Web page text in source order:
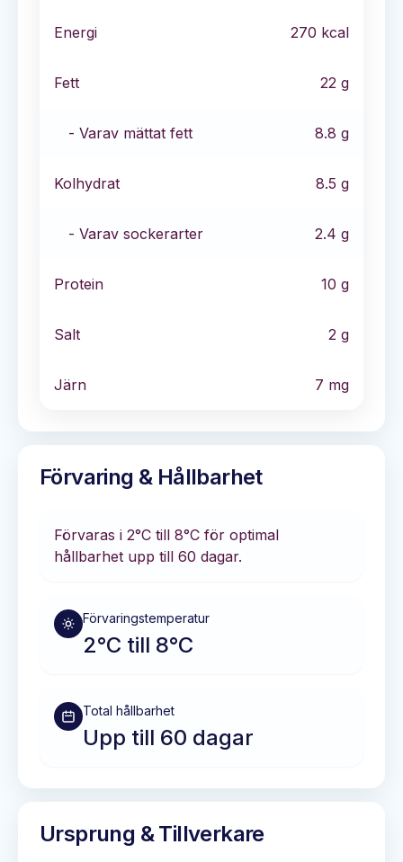
Energi 270 kcal
Fett 22 g
- Varav mättat fett 8.8 g
Kolhydrat 8.5 g
- Varav sockerarter 2.4 g
Protein 10 g
Salt 2 g
Järn 7 mg
Förvaring & Hållbarhet
Förvaras i 2°C till 8°C för optimal
hållbarhet upp till 60 dagar.
Förvaringstemperatur
2°C till 8°C
Total hållbarhet
Upp till 60 dagar
Ursprung & Tillverkare